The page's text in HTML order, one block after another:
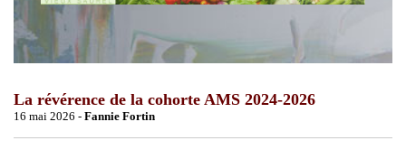
La révérence de la cohorte AMS 2024-2026
16 mai 2026 - Fannie Fortin